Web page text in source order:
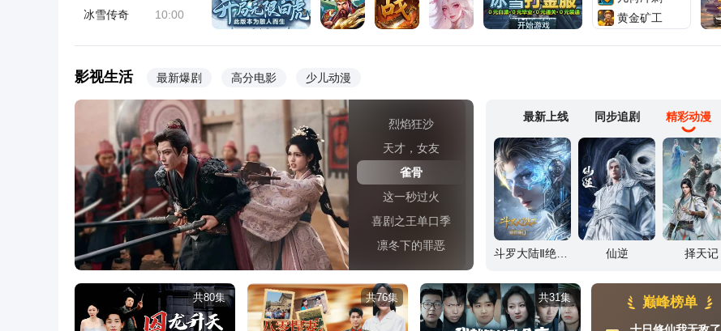
冰雪传奇 10:00
黄金矿工
影视生活 最新爆剧 高分电影 少儿动漫
烈焰狂沙
天才，女友
雀骨
这一秒过火
喜剧之王单口季
凛冬下的罪恶
最新上线 同步追剧 精彩动漫
仙逆 择天记
共80集 共76集 共31集 巅峰榜单